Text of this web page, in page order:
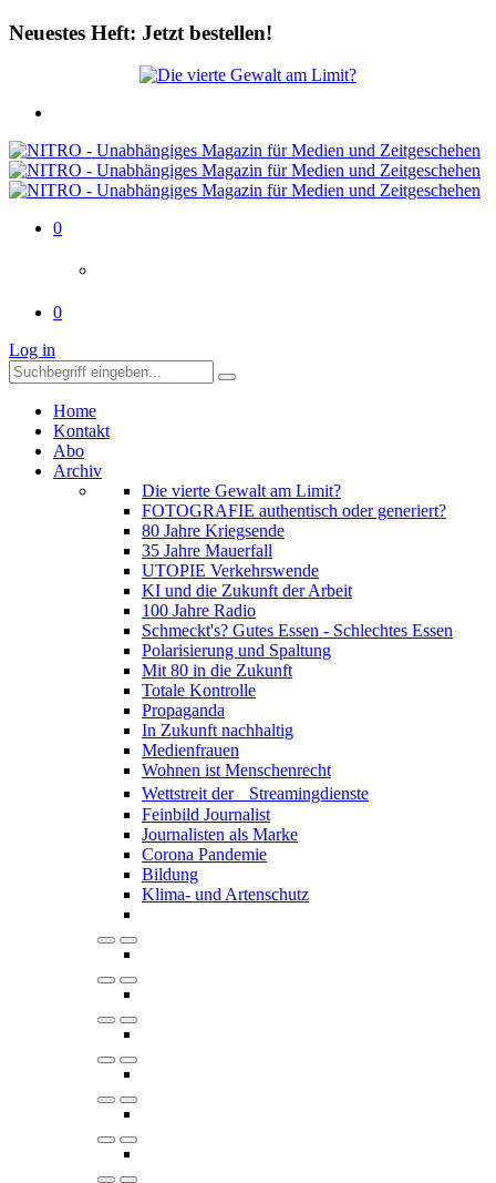
Neuestes Heft: Jetzt bestellen!
0
0
Log in
Home
Kontakt
Abo
Archiv
Die vierte Gewalt am Limit?
FOTOGRAFIE authentisch oder generiert?
80 Jahre Kriegsende
35 Jahre Mauerfall
UTOPIE Verkehrswende
KI und die Zukunft der Arbeit
100 Jahre Radio
Schmeckt's? Gutes Essen - Schlechtes Essen
Polarisierung und Spaltung
Mit 80 in die Zukunft
Totale Kontrolle
Propaganda
In Zukunft nachhaltig
Medienfrauen
Wohnen ist Menschenrecht
Wettstreit der Streamingdienste
Feinbild Journalist
Journalisten als Marke
Corona Pandemie
Bildung
Klima- und Artenschutz